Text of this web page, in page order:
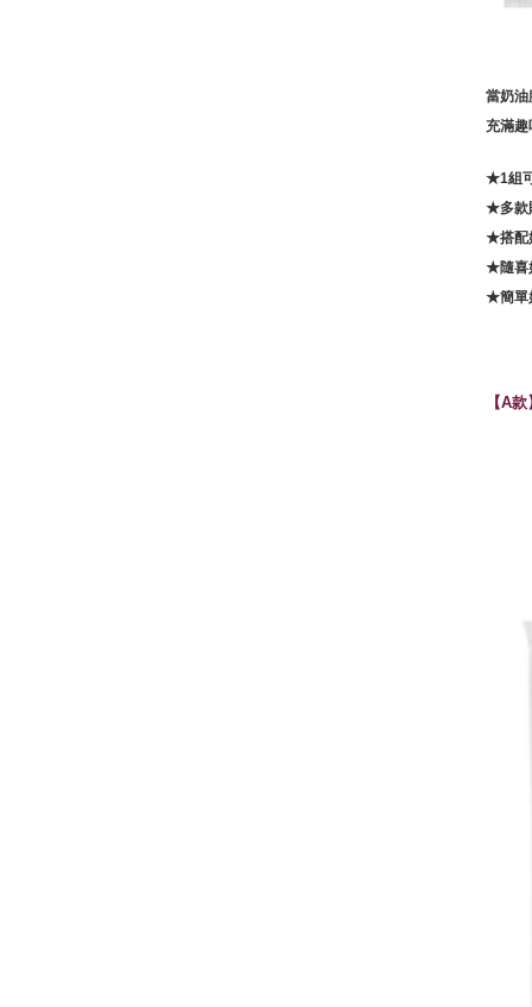
當奶油
充滿趣
★1組
★多款
★搭配
★隨喜
★簡單
【A